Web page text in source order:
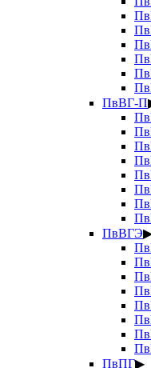
ПвВГ-П
ПвВГЭ
ПвПГ▶